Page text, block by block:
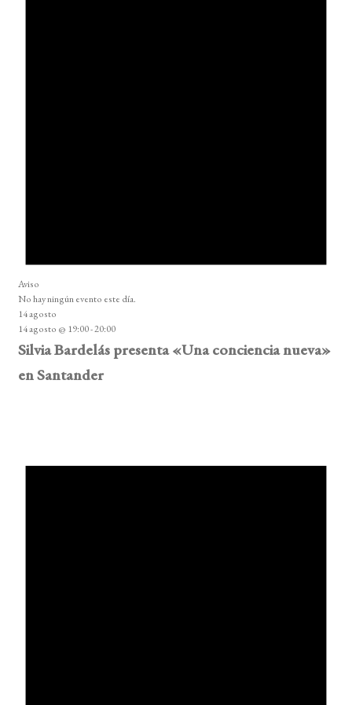
Aviso
No hay ningún evento este día.
14 agosto
14 agosto @ 19:00-20:00
Silvia Bardelás presenta «Una conciencia nueva»
en Santander